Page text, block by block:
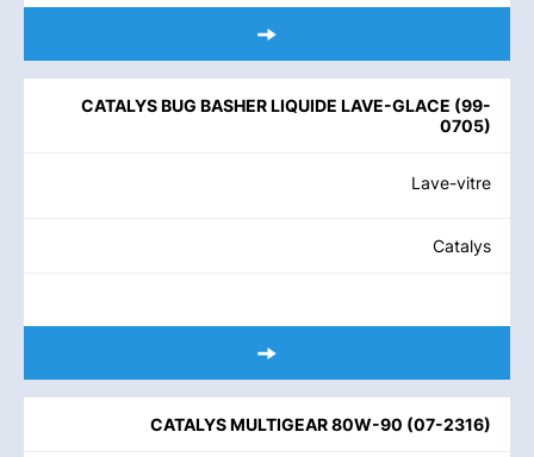
CATALYS BUG BASHER LIQUIDE LAVE-GLACE (99-
0705)
Lave-vitre
Catalys
CATALYS MULTIGEAR 80W-90 (07-2316)